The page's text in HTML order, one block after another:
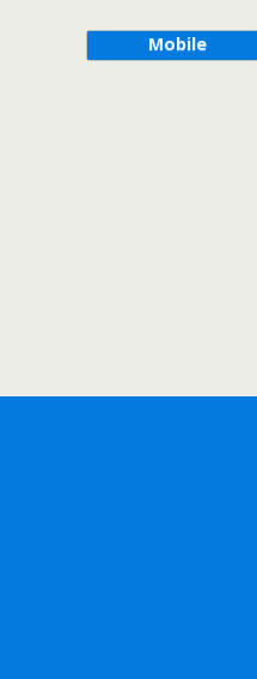
Mobile